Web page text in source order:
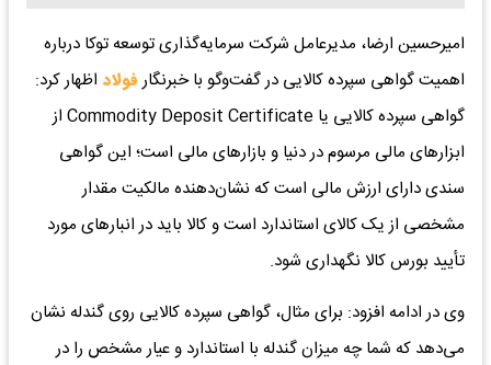
امیرحسین ارضا، مدیرعامل شرکت سرمایه‌گذاری توسعه توکا درباره
اهمیت گواهی سپرده کالایی در گفت‌وگو با خبرنگارفولاد اظهار کرد:
گواهی سپرده کالایی یا Commodity Deposit Certificate از
ابزارهای مالی مرسوم در دنیا و بازارهای مالی است؛ این گواهی
سندی دارای ارزش مالی است که نشان‌دهنده مالکیت مقدار
مشخصی از یک کالای استاندارد است و کالا باید در انبارهای مورد
تأیید بورس کالا نگهداری شود.
وی در ادامه افزود: برای مثال، گواهی سپرده کالایی روی گندله نشان
می‌دهد که شما چه میزان گندله با استاندارد و عیار مشخص را در